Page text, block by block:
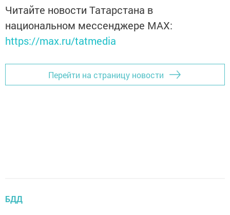
Читайте новости Татарстана в
национальном мессенджере MАХ:
https://max.ru/tatmedia
Перейти на страницу новости
БДД